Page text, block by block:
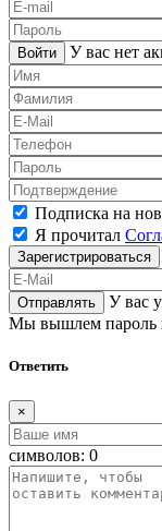
Войти У вас нет
Подписка на
Я прочитал
Зарегистрироваться
Отправлять У вас
Мы вышлем пароль
Ответить
×
символов: 0